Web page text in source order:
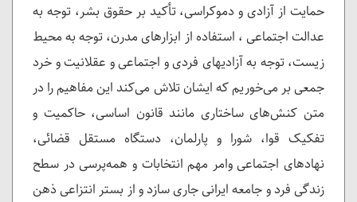
حمایت از آزادی و دموکراسی، تأکید بر حقوق بشر، توجه به
عدالت اجتماعی ، استفاده از ابزارهای مدرن، توجه به محیط
زیست، توجه به آزادیهای فردی و اجتماعی و عقلانیت و خرد
جمعی بر می‌خوریم که ایشان تلاش می‌کند این مفاهیم را در
متن کنش‌های ساختاری مانند قانون اساسی، حاکمیت و
تفکیک قوا، شورا و پارلمان، دستگاه مستقل قضائی،
نهادهای اجتماعی وامر مهم انتخابات و همه‌پرسی در سطح
زندگی فرد و جامعه ایرانی جاری سازد و از بستر انتزاعی ذهن